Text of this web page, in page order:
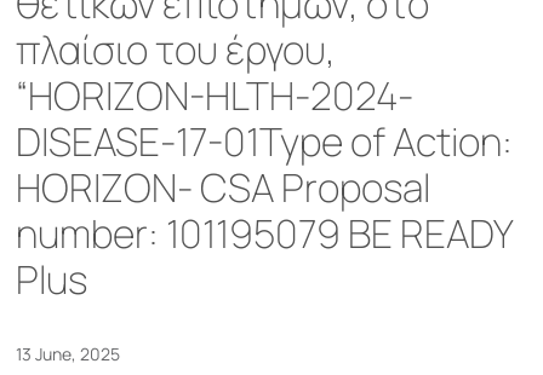
πλαίσιο του έργου,
“HORIZON-HLTH-2024-
DISEASE-17-01Type of Action:
HORIZON- CSA Proposal
number: 101195079 BE READY
Plus
13 June, 2025